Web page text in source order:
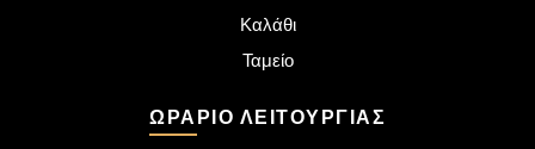
Καλάθι
Ταμείο
ΩΡΆΡΙΟ ΛΕΙΤΟΥΡΓΊΑΣ